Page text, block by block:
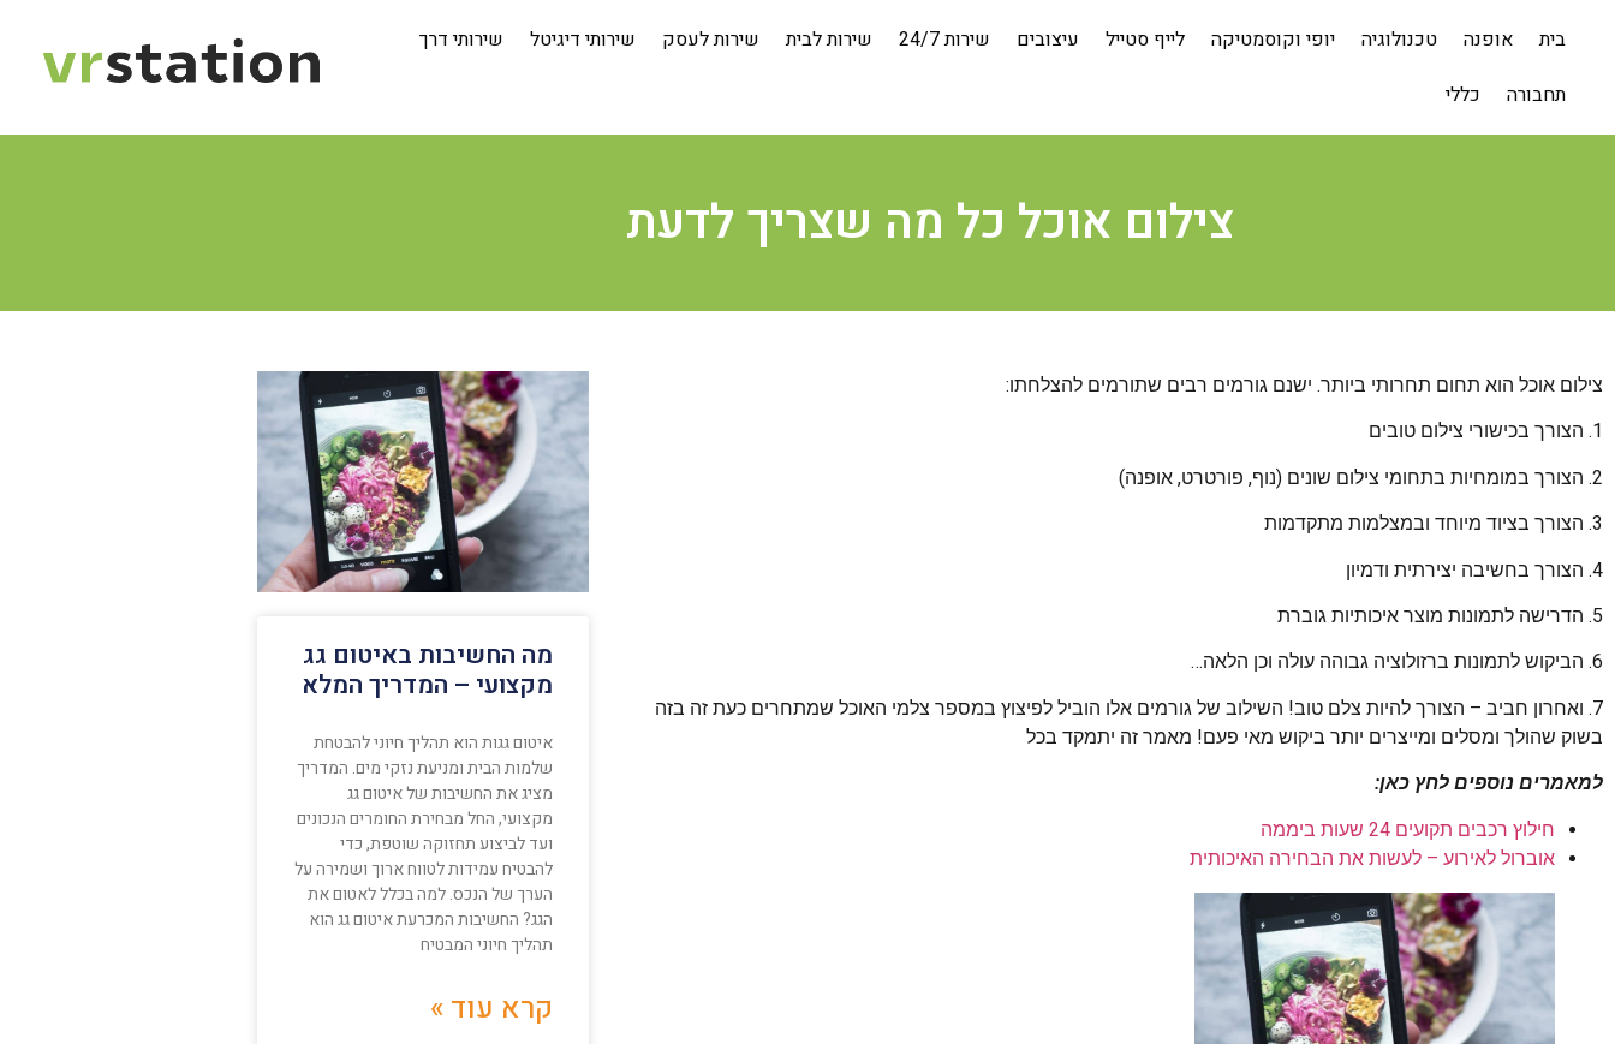
בית אופנה טכנולוגיה יופי וקוסמטיקה לייף סטייל עיצובים שירות 24/7 שירות לבית שירות לעסק שירותי דיגיטל
שירותי דרך
תחבורה
כללי
צילום אוכל כל מה שצריך לדעת
צילום אוכל הוא תחום תחרותי ביותר. ישנם גורמים רבים שתורמים להצלחתו:
1. הצורך בכישורי צילום טובים
2. הצורך במומחיות בתחומי צילום שונים (נוף, פורטרט, אופנה)
3. הצורך בציוד מיוחד ובמצלמות מתקדמות
4. הצורך בחשיבה יצירתית ודמיון
5. הדרישה לתמונות מוצר איכותיות גוברת
6. הביקוש לתמונות ברזולוציה גבוהה עולה וכן הלאה…
7. ואחרון חביב – הצורך להיות צלם טוב! השילוב של גורמים אלו הוביל לפיצוץ במספר צלמי האוכל שמתחרים כעת זה בזה
בשוק שהולך ומסלים ומייצרים יותר ביקוש מאי פעם! מאמר זה יתמקד בכל
למאמרים נוספים לחץ כאן:
חילוץ רכבים תקועים 24 שעות ביממה
אוברול לאירוע – לעשות את הבחירה האיכותית
מה החשיבות באיטום גג
מקצועי – המדריך המלא
איטום גגות הוא תהליך חיוני להבטחת
שלמות הבית ומניעת נזקי מים. המדריך
מציג את החשיבות של איטום גג
מקצועי, החל מבחירת החומרים הנכונים
ועד לביצוע תחזוקה שוטפת, כדי
להבטיח עמידות לטווח ארוך ושמירה על
הערך של הנכס. למה בכלל לאטום את
הגג? החשיבות המכרעת איטום גג הוא
תהליך חיוני המבטיח
קרא עוד »